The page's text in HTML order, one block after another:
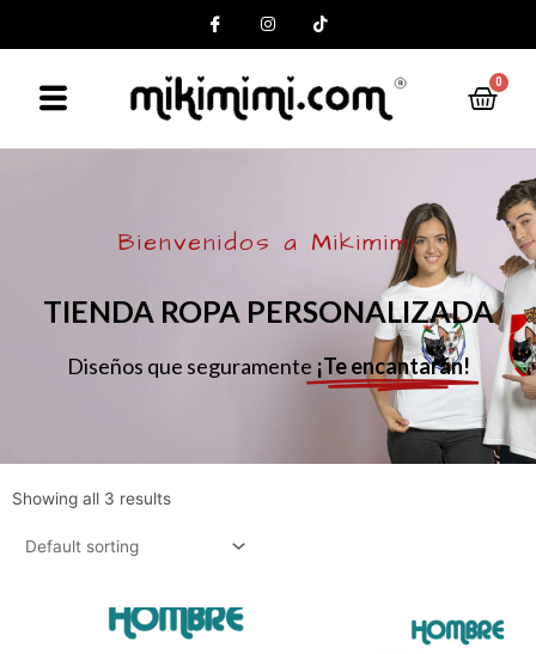
0
Bienvenidos a Mikimimi
TIENDA ROPA PERSONALIZADA
Diseños que seguramente ¡Te encantarán!
Showing all 3 results